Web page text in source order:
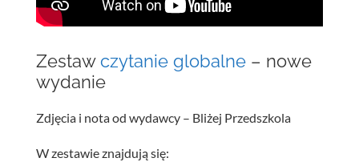
Zestawczytanie globalne– nowe
wydanie
Zdjęcia i nota od wydawcy – Bliżej Przedszkola
W zestawie znajdują się: